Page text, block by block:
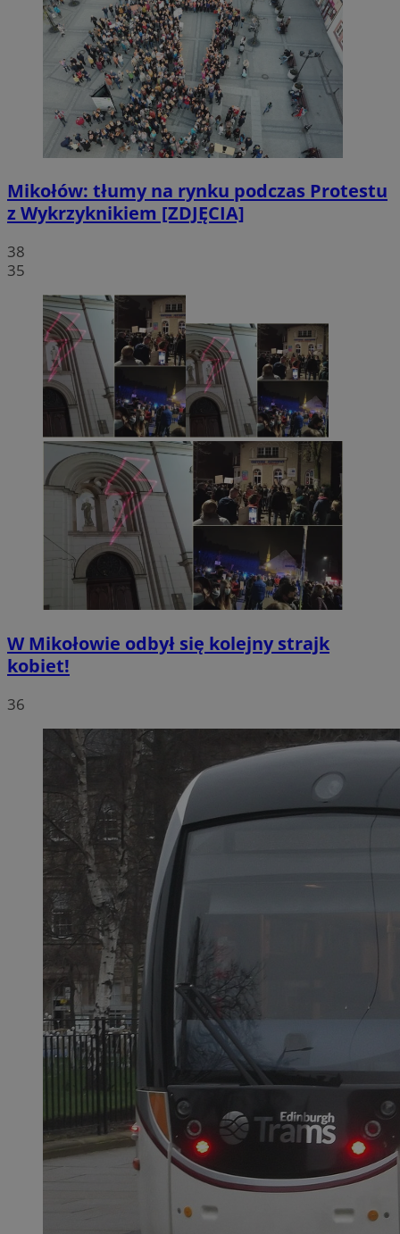
Mikołów: tłumy na rynku podczas Protestu
z Wykrzyknikiem [ZDJĘCIA]
38
35
W Mikołowie odbył się kolejny strajk
kobiet!
36